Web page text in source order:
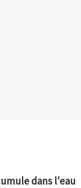
dans l'eau